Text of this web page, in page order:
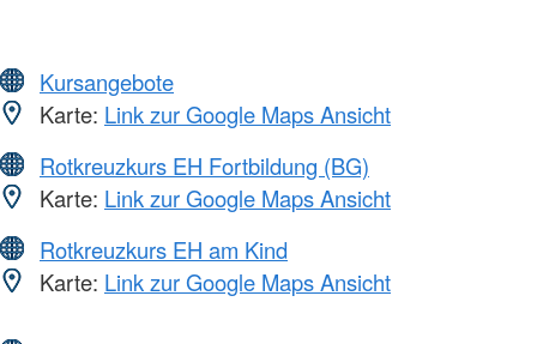
Kursangebote
Karte: Link zur Google Maps Ansicht
Rotkreuzkurs EH Fortbildung (BG)
Karte: Link zur Google Maps Ansicht
Rotkreuzkurs EH am Kind
Karte: Link zur Google Maps Ansicht